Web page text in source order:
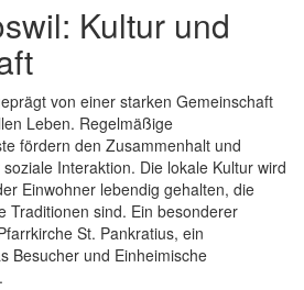
Kultur und
von einer starken Gemeinschaft
Leben. Regelmäßige
fördern den Zusammenhalt und
Interaktion. Die lokale Kultur wird
Einwohner lebendig gehalten, die
Traditionen sind. Ein besonderer
St. Pankratius, ein
Besucher und Einheimische